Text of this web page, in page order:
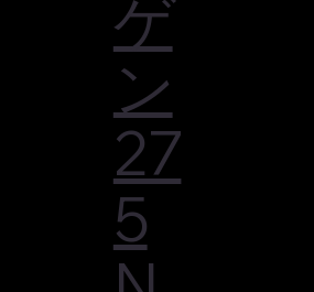
ゲ
ン
27
5